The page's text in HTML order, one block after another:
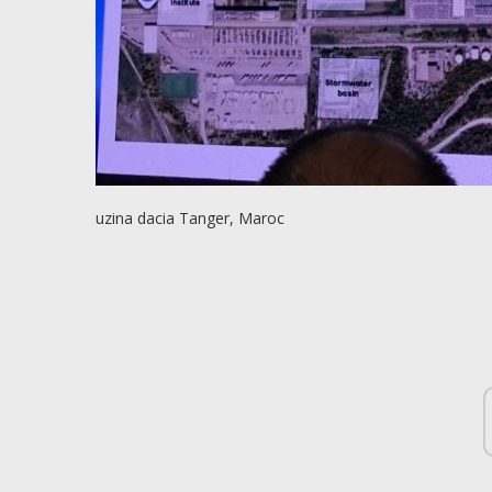
uzina dacia Tanger, Maroc